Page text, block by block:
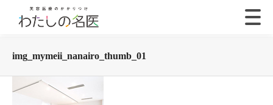
img_mymeii_nanairo_thumb_01